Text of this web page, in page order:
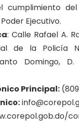
cumplimiento
Ejecutivo.
: Calle Rafael A.
de la Policía
Domingo, D.
Principal: